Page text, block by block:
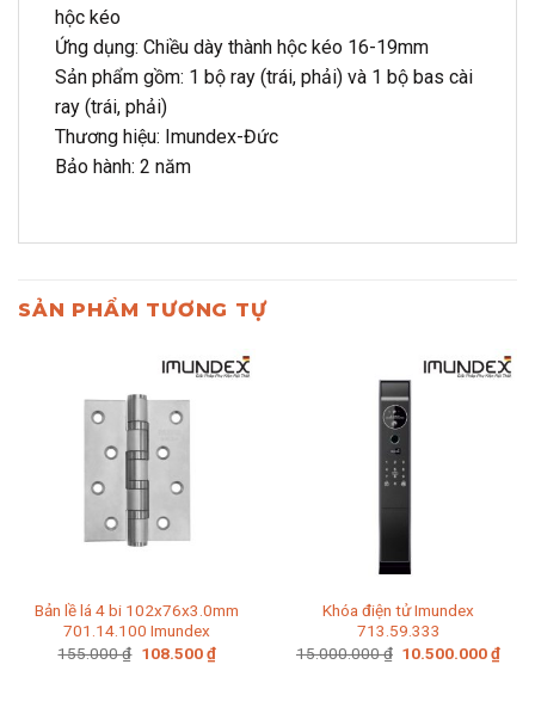
hộc kéo
Ứng dụng: Chiều dày thành hộc kéo 16-19mm
Sản phẩm gồm: 1 bộ ray (trái, phải) và 1 bộ bas cài
ray (trái, phải)
Thương hiệu: Imundex-Đức
Bảo hành: 2 năm
SẢN PHẨM TƯƠNG TỰ
Bản lề lá 4 bi 102x76x3.0mm
701.14.100 Imundex
155.000₫ Giá
108.500₫Giá
hiện
Khóa điện tử Imundex
713.59.333
15.000.000₫ Giá
10.500.000₫Giá